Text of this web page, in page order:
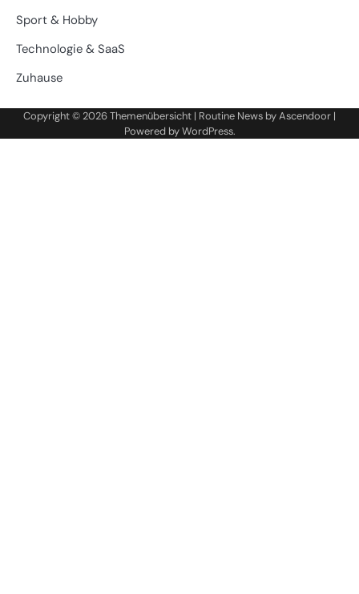
Sport & Hobby
Technologie & SaaS
Zuhause
Copyright © 2026Themenübersicht | Routine News byAscendoor |
Powered byWordPress.